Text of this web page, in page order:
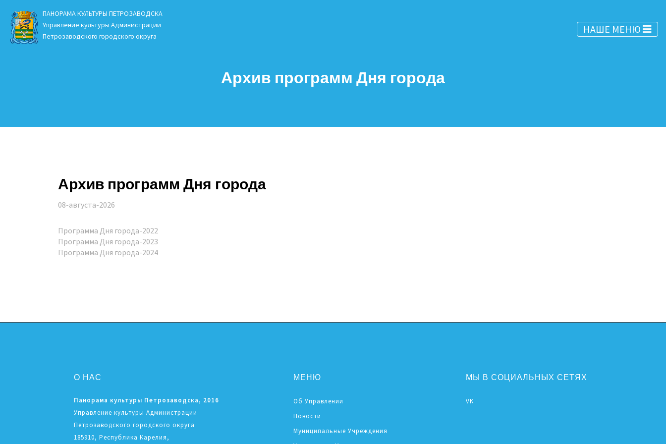
ПАНОРАМА КУЛЬТУРЫ ПЕТРОЗАВОДСКА
Управление культуры Администрации
Петрозаводского городского округа
НАШЕ МЕНЮ
Архив программ Дня города
Архив программ Дня города
08-августа-2026
Программа Дня города-2022
Программа Дня города-2023
Программа Дня города-2024
О НАС
Панорама культуры Петрозаводска, 2016
Управление культуры Администрации
Петрозаводского городского округа
185910, Республика Карелия,
МЕНЮ
Об Управлении
Новости
Муниципальные Учреждения
МЫ В СОЦИАЛЬНЫХ СЕТЯХ
VK